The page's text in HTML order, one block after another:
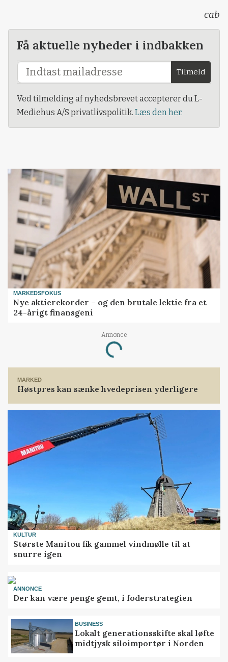
cab
Få aktuelle nyheder i indbakken
Tilmeld
Ved tilmelding af nyhedsbrevet accepterer du L-
Mediehus A/S privatlivspolitik. Læs den her.
MARKEDSFOKUS
Nye aktierekorder – og den brutale lektie fra et
24-årigt finansgeni
Annonce
Loading...
MARKED
Høstpres kan sænke hvedeprisen yderligere
KULTUR
Største Manitou fik gammel vindmølle til at
snurre igen
ANNONCE
Der kan være penge gemt, i foderstrategien
BUSINESS
Lokalt generationsskifte skal løfte
midtjysk siloimportør i Norden